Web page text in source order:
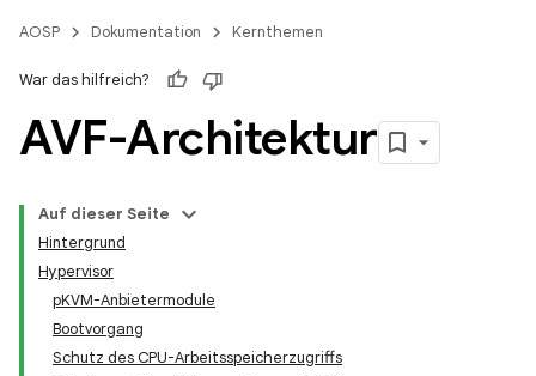
AOSP Dokumentation Kernthemen
War das hilfreich?
AVF-Architektur
Auf dieser Seite
Hintergrund
Hypervisor
pKVM-Anbietermodule
Bootvorgang
Schutz des CPU-Arbeitsspeicherzugriffs